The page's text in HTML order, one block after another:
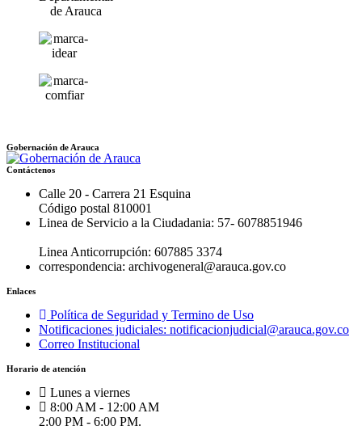
Gobernación de Arauca
Contáctenos
Calle 20 - Carrera 21 Esquina
Código postal 810001
Linea de Servicio a la Ciudadania: 57- 6078851946
Linea Anticorrupción: 607885 3374
correspondencia: archivogeneral@arauca.gov.co
Enlaces
Política de Seguridad y Termino de Uso
Notificaciones judiciales: notificacionjudicial@arauca.gov.co
Correo Institucional
Horario de atención
Lunes a viernes
8:00 AM - 12:00 AM
2:00 PM - 6:00 PM.